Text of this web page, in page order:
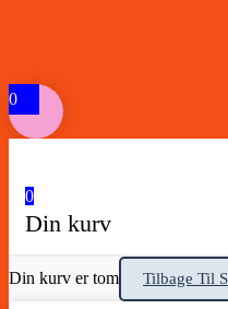
0
0
Din kurv
Din kurv er tom Tilbage Til